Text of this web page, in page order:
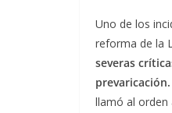
Uno de los
reforma de la
severas
prevaricación.
llamó al orden